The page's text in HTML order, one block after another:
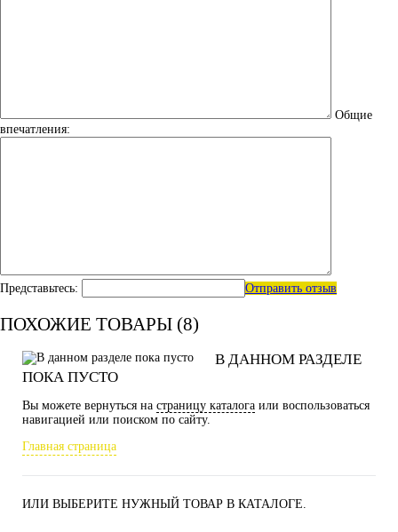
Общие
впечатления:
Представьтесь: Отправить отзыв
ПОХОЖИЕ ТОВАРЫ (8)
В ДАННОМ РАЗДЕЛЕ
ПОКА ПУСТО
Вы можете вернуться на страницу каталога или воспользоваться
навигацией или поиском по сайту.
Главная страница
ИЛИ ВЫБЕРИТЕ НУЖНЫЙ ТОВАР В КАТАЛОГЕ.